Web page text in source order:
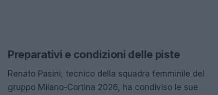
Preparativi e condizioni delle piste
Renato Pasini, tecnico della squadra femminile del
gruppo Milano-Cortina 2026, ha condiviso le sue